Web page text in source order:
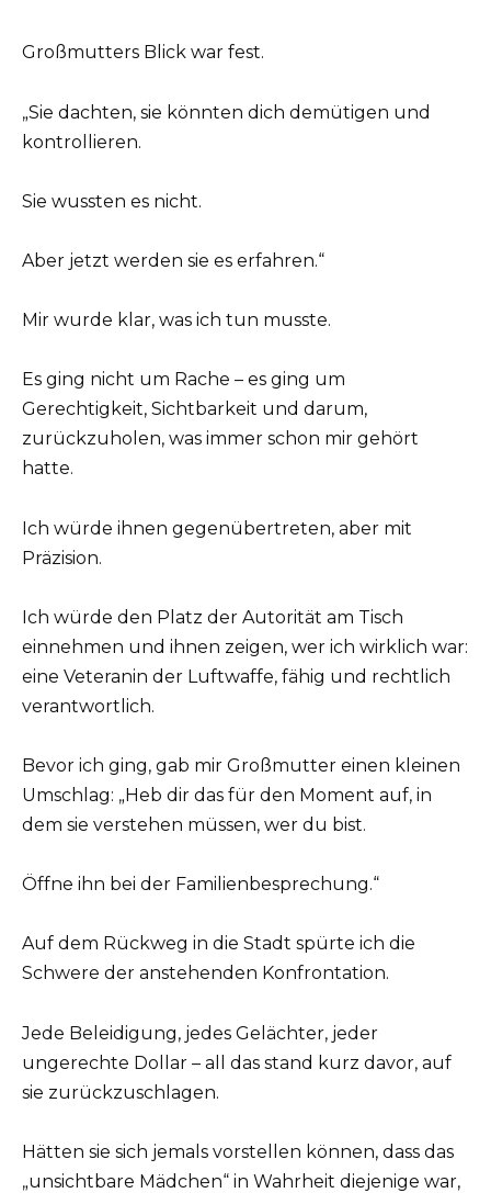
Großmutters Blick war fest.
„Sie dachten, sie könnten dich demütigen und
kontrollieren.
Sie wussten es nicht.
Aber jetzt werden sie es erfahren.“
Mir wurde klar, was ich tun musste.
Es ging nicht um Rache – es ging um
Gerechtigkeit, Sichtbarkeit und darum,
zurückzuholen, was immer schon mir gehört
hatte.
Ich würde ihnen gegenübertreten, aber mit
Präzision.
Ich würde den Platz der Autorität am Tisch
einnehmen und ihnen zeigen, wer ich wirklich war:
eine Veteranin der Luftwaffe, fähig und rechtlich
verantwortlich.
Bevor ich ging, gab mir Großmutter einen kleinen
Umschlag: „Heb dir das für den Moment auf, in
dem sie verstehen müssen, wer du bist.
Öffne ihn bei der Familienbesprechung.“
Auf dem Rückweg in die Stadt spürte ich die
Schwere der anstehenden Konfrontation.
Jede Beleidigung, jedes Gelächter, jeder
ungerechte Dollar – all das stand kurz davor, auf
sie zurückzuschlagen.
Hätten sie sich jemals vorstellen können, dass das
„unsichtbare Mädchen“ in Wahrheit diejenige war,